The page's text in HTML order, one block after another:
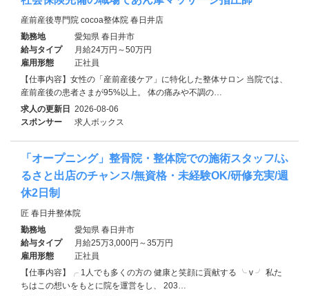
産前産後専門院 cocoa整体院 春日井店
勤務地
愛知県 春日井市
給与タイプ
月給24万円～50万円
雇用形態
正社員
【仕事内容】女性の「産前産後ケア」に特化した整体サロン 当院では、
産前産後の患者さまが95%以上。 体の痛みや不調の…
求人の更新日 2026-08-06
スポンサー
求人ボックス
「オープニング」整骨院・整体院での施術スタッフ/ふ
るさと出店のチャンス/無資格・未経験OK/研修充実/週
休2日制
匠 春日井整体院
勤務地
愛知県 春日井市
給与タイプ
月給25万3,000円～35万円
雇用形態
正社員
【仕事内容】╭ 1人でも多くの方の 健康と笑顔に貢献する ╰ v ╯ 私た
ちはこの想いをもとに院を運営をし、 203…